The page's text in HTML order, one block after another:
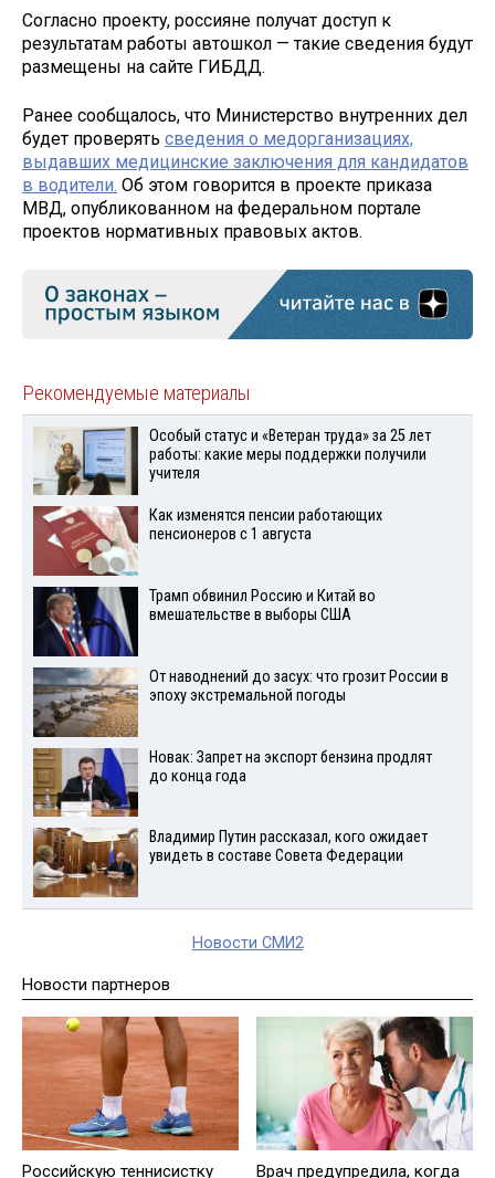
Согласно проекту, россияне получат доступ к
результатам работы автошкол — такие сведения будут
размещены на сайте ГИБДД.
Ранее сообщалось, что Министерство внутренних дел
будет проверять сведения о медорганизациях,
выдавших медицинские заключения для кандидатов
в водители. Об этом говорится в проекте приказа
МВД, опубликованном на федеральном портале
проектов нормативных правовых актов.
Рекомендуемые материалы
Особый статус и «Ветеран труда» за 25 лет
работы: какие меры поддержки получили
учителя
Как изменятся пенсии работающих
пенсионеров с 1 августа
Трамп обвинил Россию и Китай во
вмешательстве в выборы США
От наводнений до засух: что грозит России в
эпоху экстремальной погоды
Новак: Запрет на экспорт бензина продлят
до конца года
Владимир Путин рассказал, кого ожидает
увидеть в составе Совета Федерации
Новости СМИ2
Новости партнеров
Российскую теннисистку Врач предупредила, когда